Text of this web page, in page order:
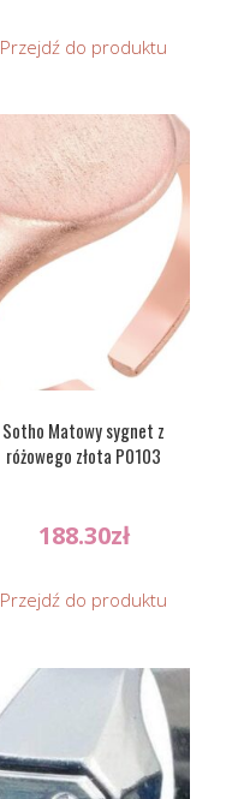
Przejdź do produktu
Sotho Matowy sygnet z
różowego złota P0103
188.30zł
Przejdź do produktu